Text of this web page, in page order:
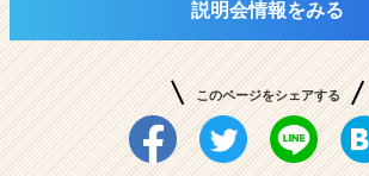
説明会情報をみる
このページをシェアする